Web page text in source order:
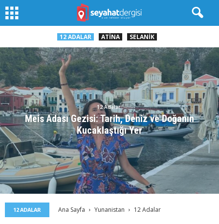
12 ADALAR ATINA SELANIK
12 Adalar
Meis Adası Gezisi: Tarih, Deniz ve Doğanın
Kucaklaştığı Yer
12 ADALAR Ana Sayfa Yunanistan 12 Adalar